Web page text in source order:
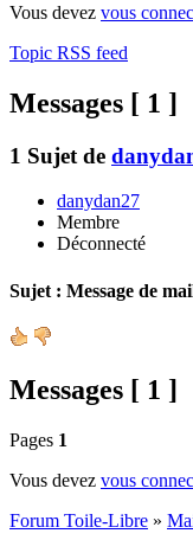
Vous devez vous
Topic RSS feed
Messages [ 1 ]
1 Sujet de
danydan27
Membre
Déconnecté
Sujet : Message de
Messages [ 1 ]
Pages 1
Vous devez vous
Forum Toile-Libre »